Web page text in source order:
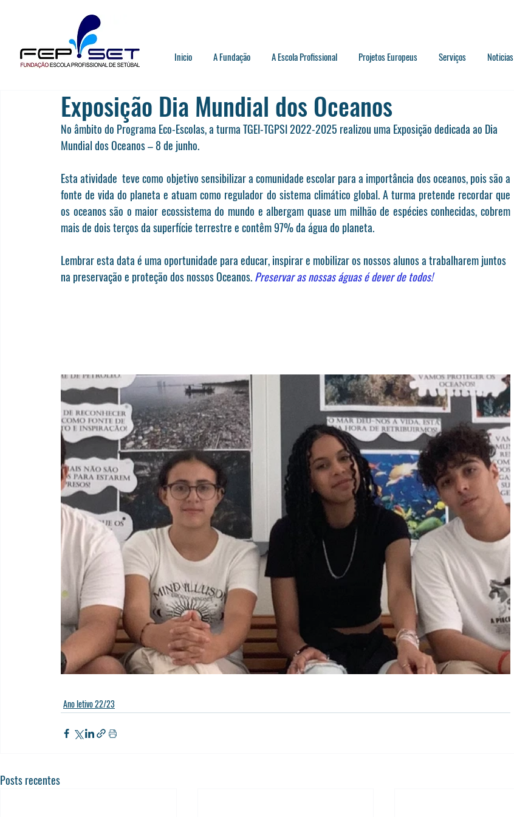
Inicio A Fundação A Escola Profissional Projetos Europeus Serviços Noticias
Exposição Dia Mundial dos Oceanos
No âmbito do Programa Eco-Escolas, a turma TGEI-TGPSI 2022-2025 realizou uma Exposição dedicada ao Dia
Mundial dos Oceanos – 8 de junho.
Esta atividade  teve como objetivo sensibilizar a comunidade escolar para a importância dos oceanos, pois são a
fonte de vida do planeta e atuam como regulador do sistema climático global. A turma pretende recordar que
os oceanos são o maior ecossistema do mundo e albergam quase um milhão de espécies conhecidas, cobrem
mais de dois terços da superfície terrestre e contêm 97% da água do planeta.
Lembrar esta data é uma oportunidade para educar, inspirar e mobilizar os nossos alunos a trabalharem juntos
na preservação e proteção dos nossos Oceanos. Preservar as nossas águas é dever de todos!
Ano letivo 22/23
Posts recentes